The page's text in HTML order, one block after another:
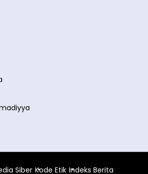
Siber Kode Etik Indeks Berita